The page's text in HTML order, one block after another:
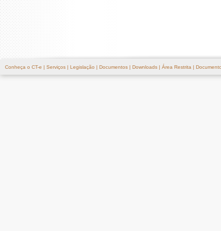
Conheça o CT-e | Serviços | Legislação | Documentos | Downloads | Área Restrita |